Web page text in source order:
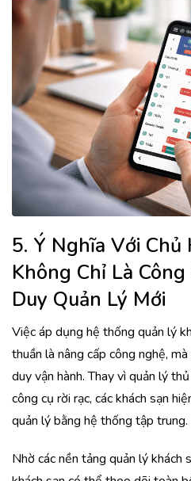
5. Ý Nghĩa Với Chủ
Không Chỉ Là
Duy Quản Lý Mới
Việc áp dụng hệ thống quản lý
thuần là nâng cấp công nghệ,
duy vận hành. Thay vì quản lý
công cụ rời rạc, các khách sạn
quản lý bằng hệ thống tập trung.
Nhờ các nền tảng quản lý khách